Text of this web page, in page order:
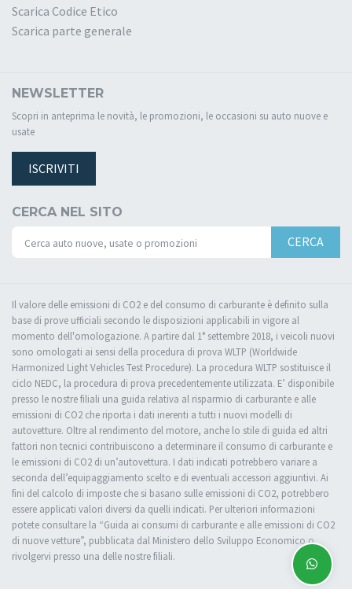
Scarica Codice Etico
Scarica parte generale
NEWSLETTER
Scopri in anteprima le novità, le promozioni, le occasioni su auto nuove e
usate
ISCRIVITI
CERCA NEL SITO
CERCA
Il valore delle emissioni di CO2 e del consumo di carburante è definito sulla
base di prove ufficiali secondo le disposizioni applicabili in vigore al
momento dell'omologazione. A partire dal 1° settembre 2018, i veicoli nuovi
sono omologati ai sensi della procedura di prova WLTP (Worldwide
Harmonized Light Vehicles Test Procedure). La procedura WLTP sostituisce il
ciclo NEDC, la procedura di prova precedentemente utilizzata. E’ disponibile
presso le nostre filiali una guida relativa al risparmio di carburante e alle
emissioni di CO2 che riporta i dati inerenti a tutti i nuovi modelli di
autovetture. Oltre al rendimento del motore, anche lo stile di guida ed altri
fattori non tecnici contribuiscono a determinare il consumo di carburante e
le emissioni di CO2 di un’autovettura. I dati indicati potrebbero variare a
seconda dell’equipaggiamento scelto e di eventuali accessori aggiuntivi. Ai
fini del calcolo di imposte che si basano sulle emissioni di CO2, potrebbero
essere applicati valori diversi da quelli indicati. Per ulteriori informazioni
potete consultare la “Guida ai consumi di carburante e alle emissioni di CO2
di nuove vetture”, pubblicata dal Ministero dello Sviluppo Economico o
rivolgervi presso una delle nostre filiali.